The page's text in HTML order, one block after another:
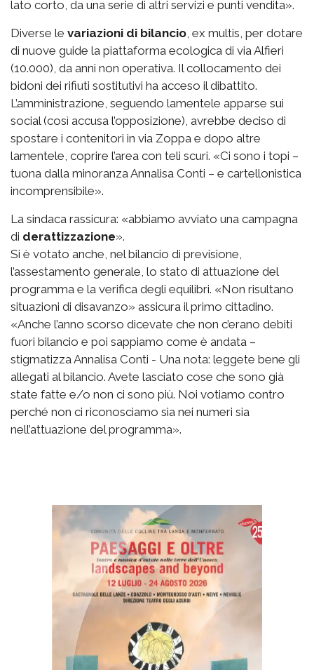
lato corto, da una serie di altri servizi e punti vendita».
Diverse le variazioni di bilancio , ex multis, per dotare
di nuove guide la piattaforma ecologica di via Alfieri
(10.000), da anni non operativa. Il collocamento dei
bidoni dei rifiuti sostitutivi ha acceso il dibattito.
L’amministrazione, seguendo lamentele apparse sui
social (così accusa l’opposizione), avrebbe deciso di
spostare i contenitori in via Zoppa e dopo altre
lamentele, coprire l’area con teli scuri. «Ci sono i topi –
tuona dalla minoranza Annalisa Conti – e cartellonistica
incomprensibile».
La sindaca rassicura: «abbiamo avviato una campagna
di derattizzazione».
Si è votato anche, nel bilancio di previsione,
l’assestamento generale, lo stato di attuazione del
programma e la verifica degli equilibri. «Non risultano
situazioni di disavanzo» assicura il primo cittadino.
«Anche l’anno scorso dicevate che non c’erano debiti
fuori bilancio e poi sappiamo come è andata –
stigmatizza Annalisa Conti - Una nota: leggete bene gli
allegati al bilancio. Avete lasciato cose che sono già
state fatte e/o non ci sono più. Noi votiamo contro
perché non ci riconosciamo sia nei numeri sia
nell’attuazione del programma».